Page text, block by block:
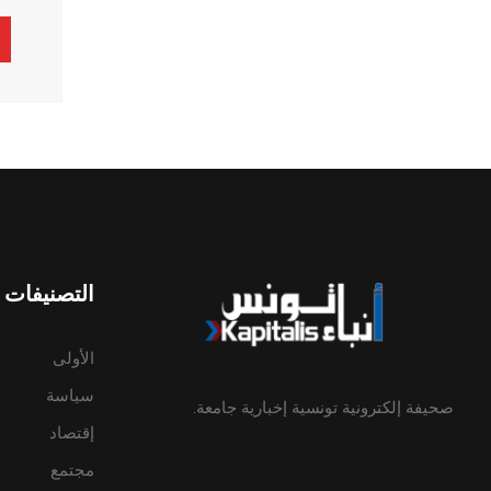
صحيفة إلكترونية تونسية إخبارية جامعة.
التصنيفات
الأولى
سياسة
إقتصاد
مجتمع